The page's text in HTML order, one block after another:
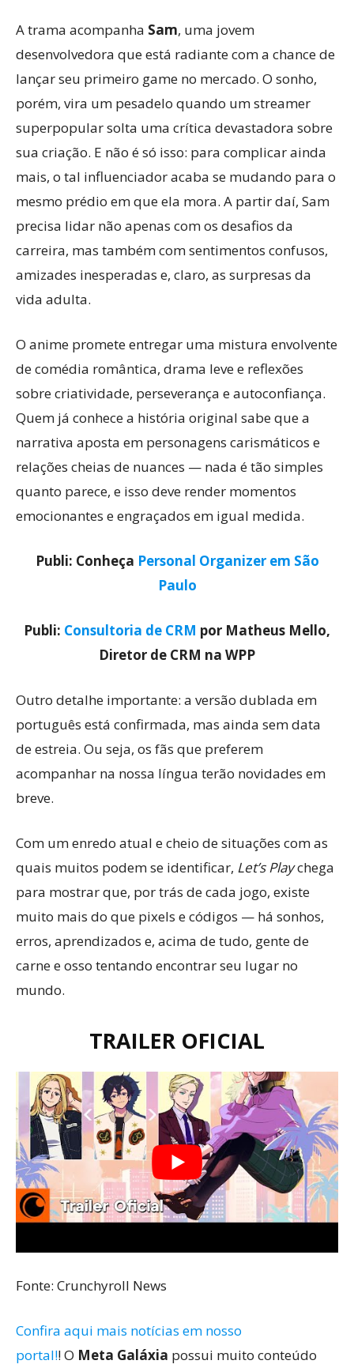
A trama acompanha Sam, uma jovem
desenvolvedora que está radiante com a chance de
lançar seu primeiro game no mercado. O sonho,
porém, vira um pesadelo quando um streamer
superpopular solta uma crítica devastadora sobre
sua criação. E não é só isso: para complicar ainda
mais, o tal influenciador acaba se mudando para o
mesmo prédio em que ela mora. A partir daí, Sam
precisa lidar não apenas com os desafios da
carreira, mas também com sentimentos confusos,
amizades inesperadas e, claro, as surpresas da
vida adulta.
O anime promete entregar uma mistura envolvente
de comédia romântica, drama leve e reflexões
sobre criatividade, perseverança e autoconfiança.
Quem já conhece a história original sabe que a
narrativa aposta em personagens carismáticos e
relações cheias de nuances — nada é tão simples
quanto parece, e isso deve render momentos
emocionantes e engraçados em igual medida.
Publi: Conheça Personal Organizer em São
Paulo
Publi: Consultoria de CRM por Matheus Mello,
Diretor de CRM na WPP
Outro detalhe importante: a versão dublada em
português está confirmada, mas ainda sem data
de estreia. Ou seja, os fãs que preferem
acompanhar na nossa língua terão novidades em
breve.
Com um enredo atual e cheio de situações com as
quais muitos podem se identificar, Let’s Playchega
para mostrar que, por trás de cada jogo, existe
muito mais do que pixels e códigos — há sonhos,
erros, aprendizados e, acima de tudo, gente de
carne e osso tentando encontrar seu lugar no
mundo.
TRAILER OFICIAL
Fonte: Crunchyroll News
Confira aqui mais notícias em nosso
portal!! O Meta Galáxia possui muito conteúdo